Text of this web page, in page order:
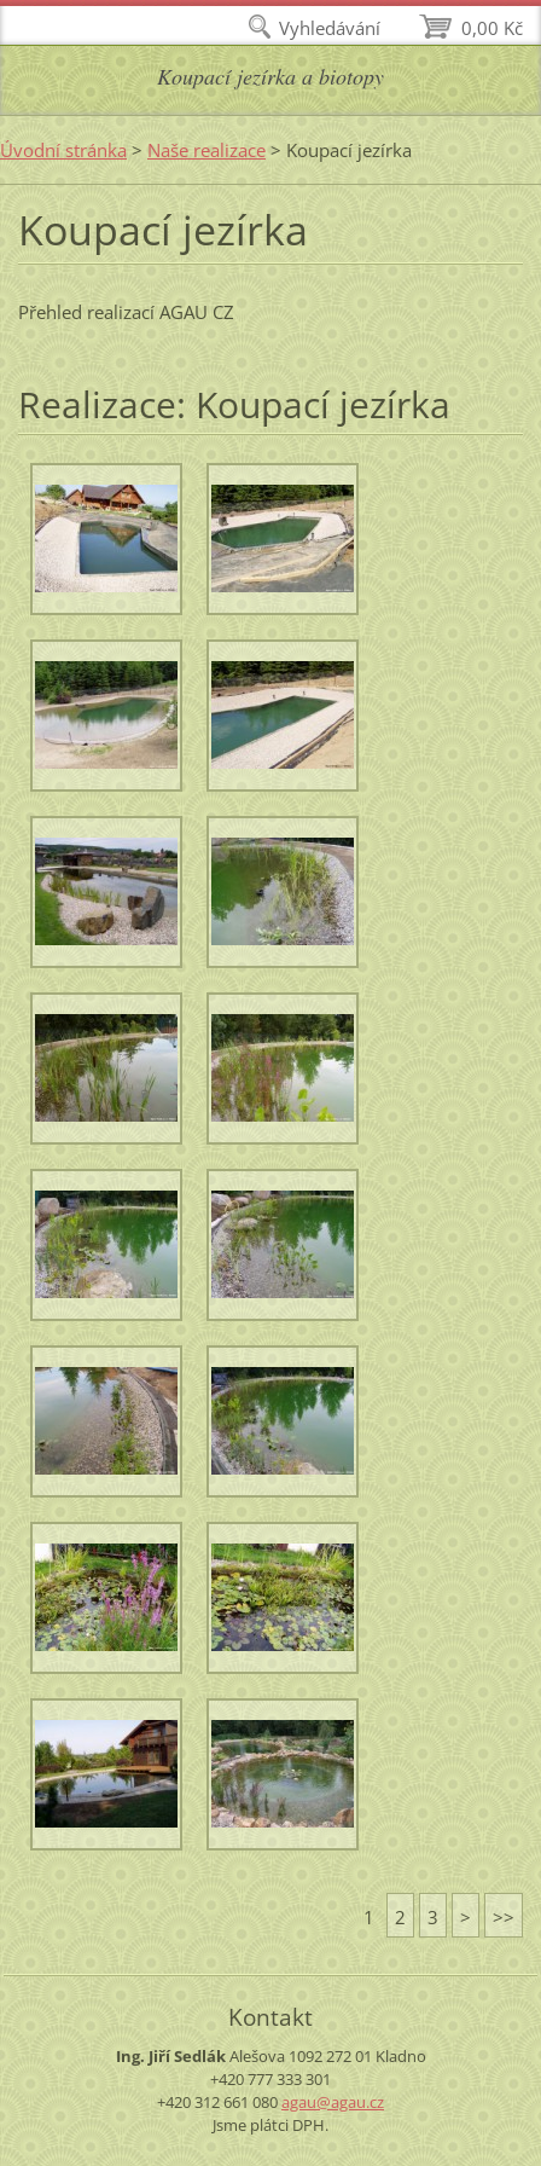
Koupací jezírka a biotopy
Úvodní stránka > Naše realizace > Koupací jezírka
Koupací jezírka
Přehled realizací AGAU CZ
Realizace: Koupací jezírka
1 2 3 > >>
Kontakt
Ing. Jiří SedlákAlešova 1092272 01 Kladno
+420 777 333 301
+420 312 661 080agau@agau.cz
Jsme plátci DPH.
0,00 Kč
Vyhledávání